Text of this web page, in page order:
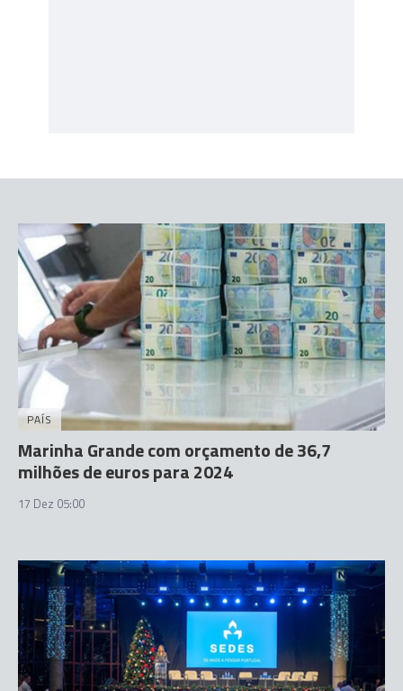
PAÍS
Marinha Grande com orçamento de 36,7
milhões de euros para 2024
17 Dez 05:00